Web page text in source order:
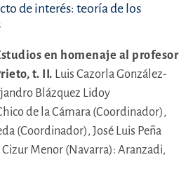
de interés: teoría de los
en homenaje al profesor
t. II. Luis Cazorla González-
Blázquez Lidoy
de la Cámara (Coordinador),
(Coordinador), José Luis Peña
Cizur Menor (Navarra): Aranzadi,